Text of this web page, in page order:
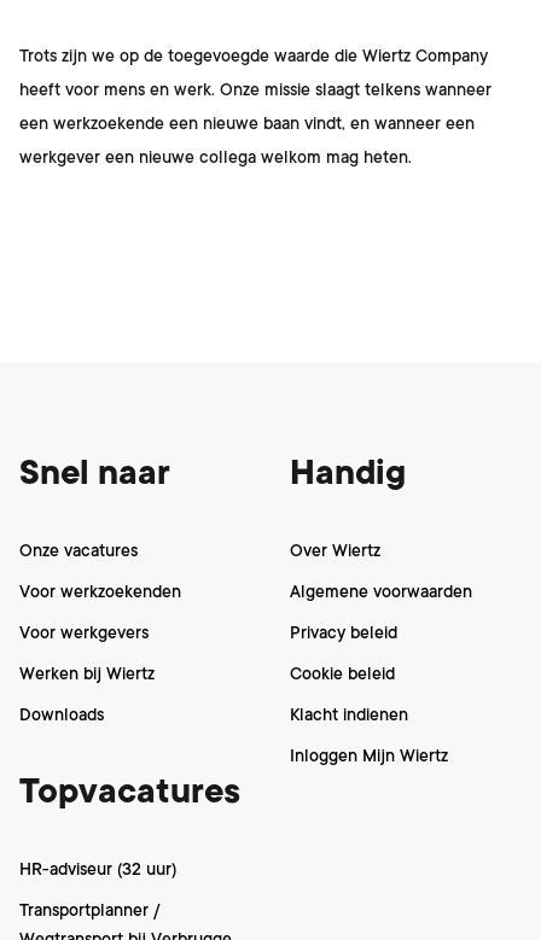
Trots zijn we op de toegevoegde waarde die Wiertz Company
heeft voor mens en werk. Onze missie slaagt telkens wanneer
een werkzoekende een nieuwe baan vindt, en wanneer een
werkgever een nieuwe collega welkom mag heten.
Snel naar
Onze vacatures
Voor werkzoekenden
Voor werkgevers
Werken bij Wiertz
Downloads
Topvacatures
HR-adviseur (32 uur)
Transportplanner /
Handig
Over Wiertz
Algemene voorwaarden
Privacy beleid
Cookie beleid
Klacht indienen
Inloggen Mijn Wiertz